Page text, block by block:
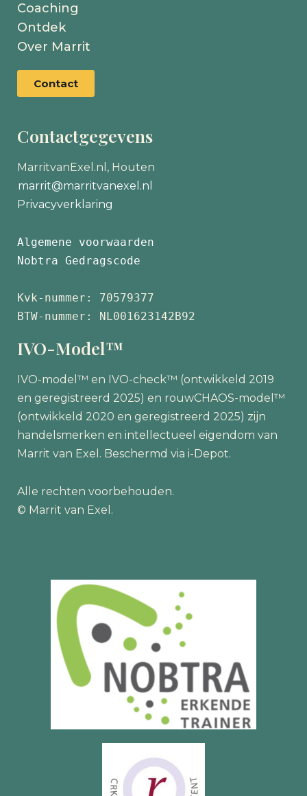
Coaching
Ontdek
Over Marrit
Contact
Contactgegevens
MarritvanExel.nl, Houten
marrit@marritvanexel.nl
Privacyverklaring
Algemene voorwaarden
Nobtra Gedragscode
Kvk-nummer: 70579377
BTW-nummer: NL001623142B92
IVO-Model™
IVO-model™ en IVO-check™ (ontwikkeld 2019
en geregistreerd 2025) en rouwCHAOS-model™
(ontwikkeld 2020 en geregistreerd 2025) zijn
handelsmerken en intellectueel eigendom van
Marrit van Exel. Beschermd via i-Depot.
Alle rechten voorbehouden.
© Marrit van Exel.